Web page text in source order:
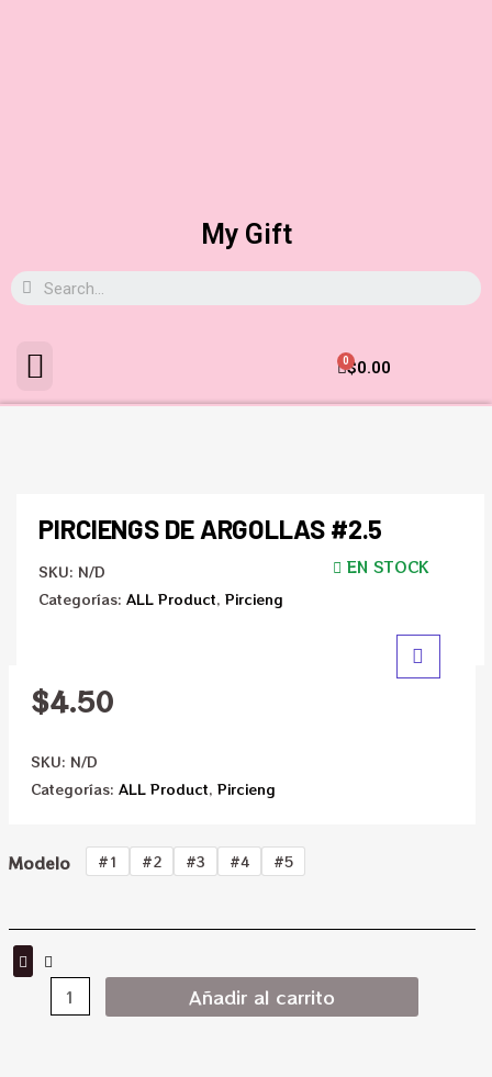
My Gift
$0.00
0
PIRCIENGS DE ARGOLLAS #2.5
SKU: N/D
Categorías: ALL Product, Pircieng
EN STOCK
$4.50
SKU: N/D
Categorías: ALL Product, Pircieng
Modelo #1 #2 #3 #4 #5
Añadir al carrito